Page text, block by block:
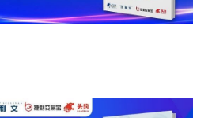
食品与饮料